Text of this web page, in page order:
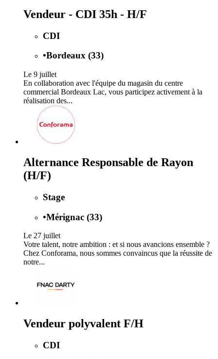
Vendeur - CDI 35h - H/F
CDI
•Bordeaux (33)
Le 9 juillet
En collaboration avec l'équipe du magasin du centre
commercial Bordeaux Lac, vous participez activement à la
réalisation des...
Alternance Responsable de Rayon
(H/F)
Stage
•Mérignac (33)
Le 27 juillet
Votre talent, notre ambition : et si nous avancions ensemble ?
Chez Conforama, nous sommes convaincus que la réussite de
notre...
Vendeur polyvalent F/H
CDI